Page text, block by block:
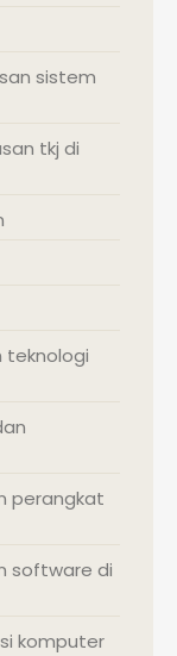
sistem
tkj di
teknologi
perangkat
software di
komputer